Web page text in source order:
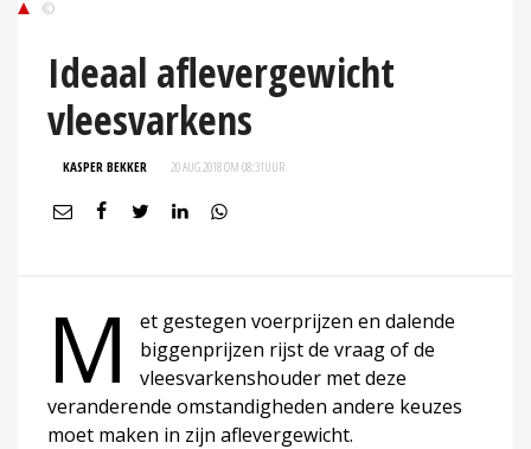
©
Ideaal aflevergewicht
vleesvarkens
KASPER BEKKER 20 AUG 2018 OM 08:31UUR
M
et gestegen voerprijzen en dalende
biggenprijzen rijst de vraag of de
vleesvarkenshouder met deze
veranderende omstandigheden andere keuzes
moet maken in zijn aflevergewicht.